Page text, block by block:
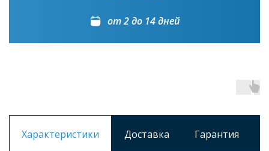
от 2 до 14 дней
Характеристики Доставка Гарантия